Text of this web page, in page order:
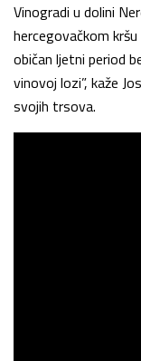
Vinogradi u dolini
hercegovačkom
običan ljetni period
vinovoj lozi”, kaže
svojih trsova.